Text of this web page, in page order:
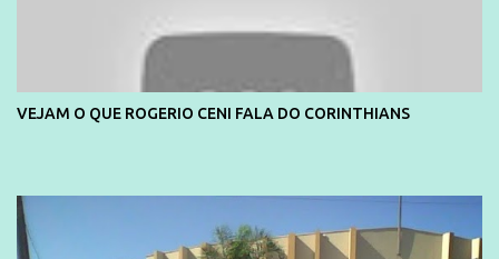
VEJAM O QUE ROGERIO CENI FALA DO CORINTHIANS